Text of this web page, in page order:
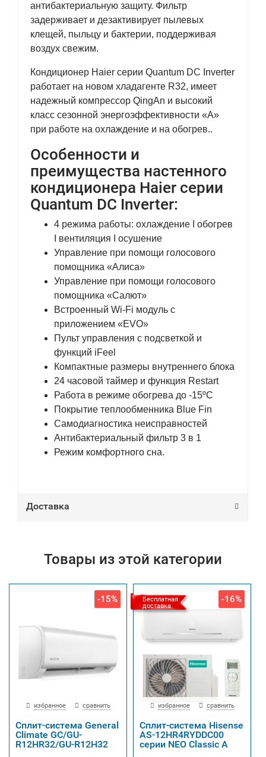
антибактериальную защиту. Фильтр
задерживает и дезактивирует пылевых
клещей, пыльцу и бактерии, поддерживая
воздух свежим.
Кондиционер Haier серии Quantum DC Inverter
работает на новом хладагенте R32, имеет
надежный компрессор QingAn и высокий
класс сезонной энергоэффективности «А»
при работе на охлаждение и на обогрев..
Особенности и
преимущества настенного
кондиционера Haier серии
Quantum DC Inverter:
4 режима работы: охлаждение I обогрев
I вентиляция I осушение
Управление при помощи голосового
помощника «Алиса»
Управление при помощи голосового
помощника «Салют»
Встроенный Wi-Fi модуль с
приложением «EVO»
Пульт управления с подсветкой и
функций iFeel
Компактные размеры внутреннего блока
24 часовой таймер и функция Restart
Работа в режиме обогрева до -15ºС
Покрытие теплообменника Blue Fin
Самодиагностика неисправностей
Антибактериальный фильтр 3 в 1
Режим комфортного сна.
Доставка
Товары из этой категории
-15%
избранное сравнить
Сплит-система General
Climate GC/GU-
R12HR32/GU-R12H32
Бесплатная
доставка
-16%
избранное сравнить
Сплит-система Hisense
AS-12HR4RYDDC00
серии NEO Classic A